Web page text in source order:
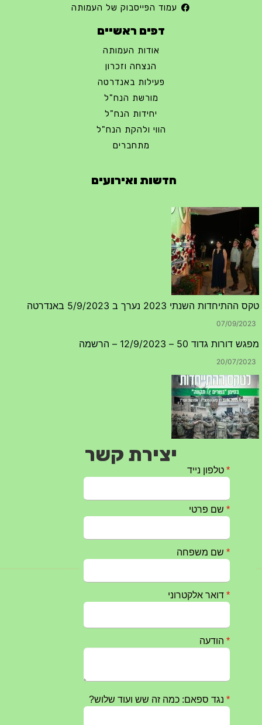
עמוד הפייסבוק של העמותה
דפים ראשיים
אודות העמותה
הנצחה וזכרון
פעילות באנדרטה
מורשת הנח"ל
יחידות הנח"ל
הווי ולהקת הנח"ל
מתחברים
חדשות ואירועים
טקס ההתיחדות השנתי 2023 נערך ב 5/9/2023 באנדרטה
07/09/2023
מפגש דורות גדוד 50 – 12/9/2023 – הרשמה
20/07/2023
טקס ההתיחדות עם החללים לשנת 2025 – 10 יוני 2025
מופע הגבעטרון ב 10.10.2024 נדחה בשל המצב הבטחוני
חרבות ברזל – הודעה 1 – 14.10.2023
יצירת קשר